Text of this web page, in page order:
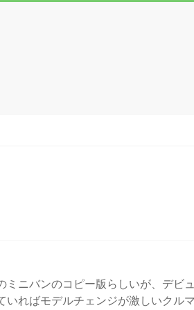
ミニバンのコピー版らしいが、デビ
ればモデルチェンジが激しいクル